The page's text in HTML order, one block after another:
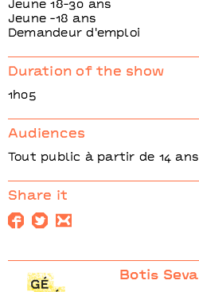
Botis Seva
Jeune 18-30 ans
Jeune -18 ans
Demandeur d'emploi
Duration of the show
1h05
Audiences
Tout public à partir de 14 ans
Share it